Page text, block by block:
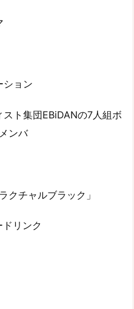
ション
スト集団EBiDANの7人組ボ
ンバ
クチャルブラック」
リンク